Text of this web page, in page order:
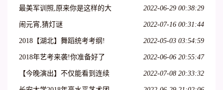
燕;貂蝉离间;玉体横沉;贵妃醉
最美军训照,原来你是这样的大
一萌妹子
2022-06-29 00:38:29
闹元宵,猜灯谜 2022-07-16 00:31:44
2018【湖北】舞蹈统考考纲! 2022-05-03 03:54:59
2018年艺考来袭!你准备好了
吗?
2022-06-06 20:55:47
【今晚演出】不仅能看到连续
32个单腿转~
2022-07-08 20:33:32